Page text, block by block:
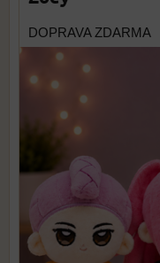
DOPRAVA ZDARMA